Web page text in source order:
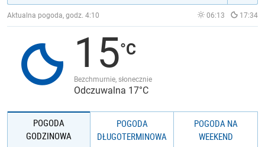
JAKOŚĆ POWIETRZA
Aktualna pogoda, godz. 4:10 06:13 17:34
15
Bezchmurnie, słonecznie
Odczuwalna 17°C
POGODA
GODZINOWA
POGODA
DŁUGOTERMINOWA
POGODA NA
WEEKEND